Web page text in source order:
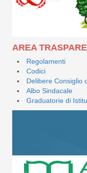
AREA
Regolamenti
Codici
Delibere Consiglio
Albo Sindacale
Graduatorie di